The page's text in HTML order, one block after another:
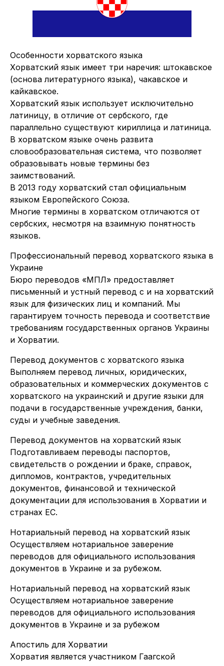
Особенности хорватского языка
Хорватский язык имеет три наречия: штокавское
(основа литературного языка), чакавское и
кайкавское.
Хорватский язык использует исключительно
латиницу, в отличие от сербского, где
параллельно существуют кириллица и латиница.
В хорватском языке очень развита
словообразовательная система, что позволяет
образовывать новые термины без
заимствований.
В 2013 году хорватский стал официальным
языком Европейского Союза.
Многие термины в хорватском отличаются от
сербских, несмотря на взаимную понятность
языков.
Профессиональный перевод хорватского языка в
Украине
Бюро переводов «МПЛ» предоставляет
письменный и устный перевод с и на хорватский
язык для физических лиц и компаний. Мы
гарантируем точность перевода и соответствие
требованиям государственных органов Украины
и Хорватии.
Перевод документов с хорватского языка
Выполняем перевод личных, юридических,
образовательных и коммерческих документов с
хорватского на украинский и другие языки для
подачи в государственные учреждения, банки,
суды и учебные заведения.
Перевод документов на хорватский язык
Подготавливаем переводы паспортов,
свидетельств о рождении и браке, справок,
дипломов, контрактов, учредительных
документов, финансовой и технической
документации для использования в Хорватии и
странах ЕС.
Нотариальный перевод на хорватский язык
Осуществляем нотариальное заверение
переводов для официального использования
документов в Украине и за рубежом.
Нотариальный перевод на хорватский язык
Осуществляем нотариальное заверение
переводов для официального использования
документов в Украине и за рубежом
Апостиль для Хорватии
Хорватия является участником Гаагской